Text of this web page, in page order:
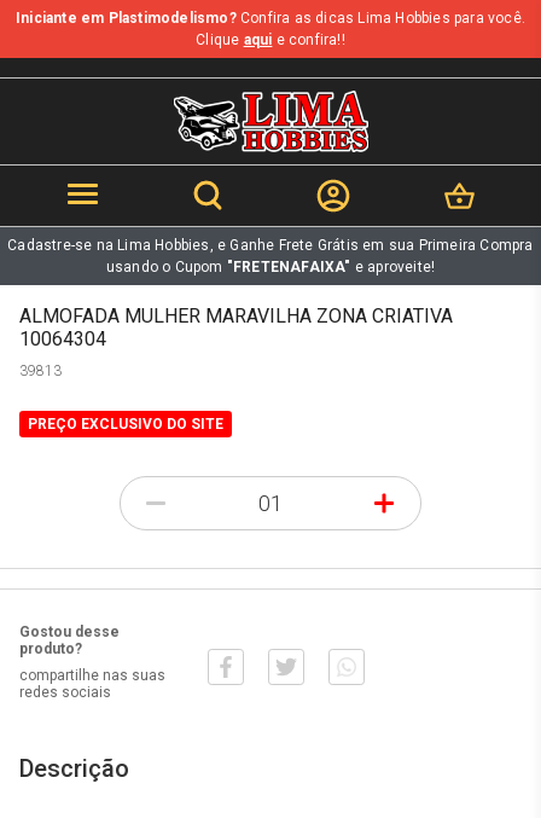
b
Iniciante em Plastimodelismo?Confira as dicas Lima Hobbies para você.
Clique aqui e confira!!
Cadastre-se na Lima Hobbies, e Ganhe Frete Grátis em sua Primeira Compra
usando o Cupom "FRETENAFAIXA" e aproveite!
ALMOFADA MULHER MARAVILHA ZONA CRIATIVA
10064304
39813
PREÇO EXCLUSIVO DO SITE
- +
Gostou desse
produto?
compartilhe nas suas
redes sociais
Descrição